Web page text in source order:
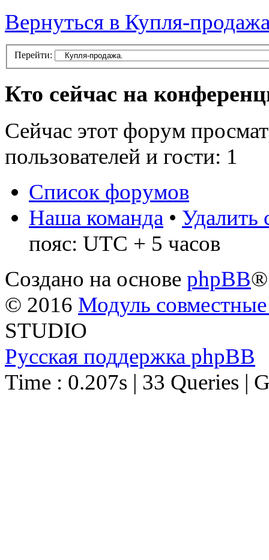
Вернуться в Купля-
Перейти:
Кто сейчас на
Сейчас этот форум
пользователей и гости: 1
Список форумов
Наша команда • Удалить
пояс: UTC + 5 часов
Создано на основе phpBB®
© 2016 Модуль
STUDIO
Русская поддержка phpBB
Time : 0.207s | 33 Queries |